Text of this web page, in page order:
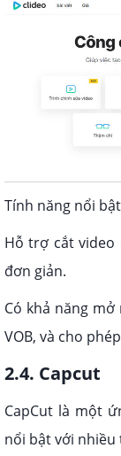
Tính năng nổi
Hỗ trợ cắt video
đơn giản.
Có khả năng
VOB, và cho
2.4. Capcut
CapCut là một
nổi bật với